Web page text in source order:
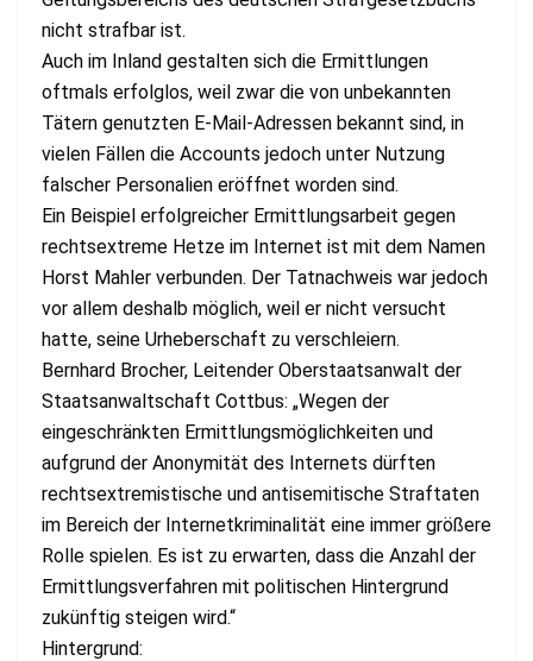
nicht strafbar ist.
Auch im Inland gestalten sich die Ermittlungen
oftmals erfolglos, weil zwar die von unbekannten
Tätern genutzten E-Mail-Adressen bekannt sind, in
vielen Fällen die Accounts jedoch unter Nutzung
falscher Personalien eröffnet worden sind.
Ein Beispiel erfolgreicher Ermittlungsarbeit gegen
rechtsextreme Hetze im Internet ist mit dem Namen
Horst Mahler verbunden. Der Tatnachweis war jedoch
vor allem deshalb möglich, weil er nicht versucht
hatte, seine Urheberschaft zu verschleiern.
Bernhard Brocher, Leitender Oberstaatsanwalt der
Staatsanwaltschaft Cottbus: „Wegen der
eingeschränkten Ermittlungsmöglichkeiten und
aufgrund der Anonymität des Internets dürften
rechtsextremistische und antisemitische Straftaten
im Bereich der Internetkriminalität eine immer größere
Rolle spielen. Es ist zu erwarten, dass die Anzahl der
Ermittlungsverfahren mit politischen Hintergrund
zukünftig steigen wird.“
Hintergrund: